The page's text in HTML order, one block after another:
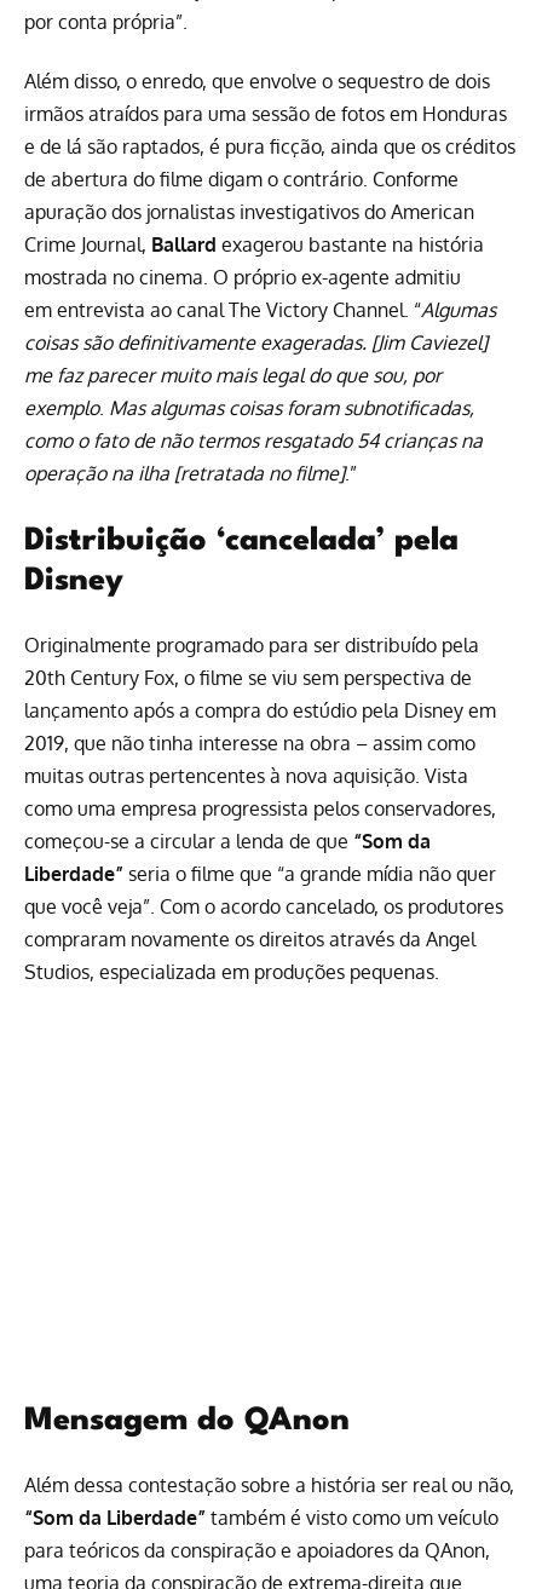
por conta própria”.
Além disso, o enredo, que envolve o sequestro de dois
irmãos atraídos para uma sessão de fotos em Honduras
e de lá são raptados, é pura ficção, ainda que os créditos
de abertura do filme digam o contrário. Conforme
apuração dos jornalistas investigativos do American
Crime Journal, Ballard exagerou bastante na história
mostrada no cinema. O próprio ex-agente admitiu
em entrevista ao canalThe Victory Channel. “Algumas
coisas são definitivamente exageradas. [Jim Caviezel]
me faz parecer muito mais legal do que sou, por
exemplo. Mas algumas coisas foram subnotificadas,
como o fato de não termos resgatado 54 crianças na
operação na ilha [retratada no filme].”
Distribuição ‘cancelada’ pela
Disney
Originalmente programado para ser distribuído pela
20th Century Fox, o filme se viu sem perspectiva de
lançamento após a compra do estúdio pela Disney em
2019, que não tinha interesse na obra – assim como
muitas outras pertencentes à nova aquisição. Vista
como uma empresa progressista pelos conservadores,
começou-se a circular a lenda de que “Som da
Liberdade” seria o filme que “a grande mídia não quer
que você veja”. Com o acordo cancelado, os produtores
compraram novamente os direitos através da Angel
Studios, especializada em produções pequenas.
Mensagem do QAnon
Além dessa contestação sobre a história ser real ou não,
“Som da Liberdade” também é visto como um veículo
para teóricos da conspiração e apoiadores da QAnon,
uma teoria da conspiração de extrema-direita que